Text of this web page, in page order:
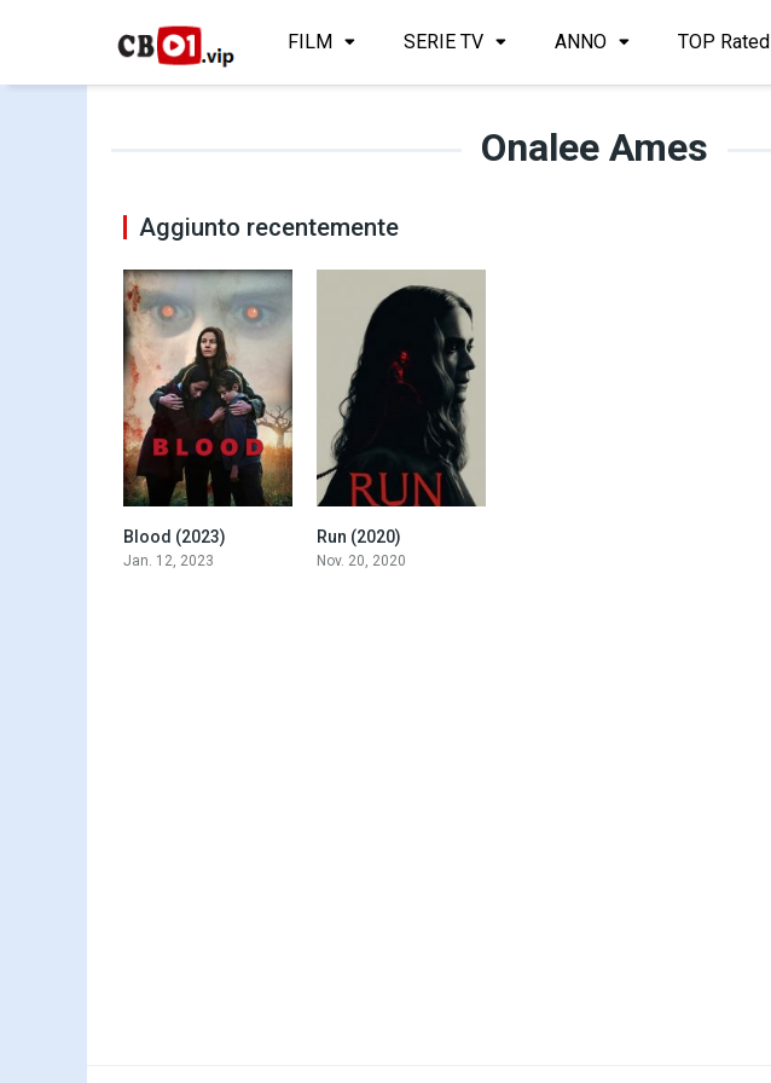
FILM SERIE TV ANNO TOP Rated
Onalee Ames
Aggiunto recentemente
Blood (2023)
Jan. 12, 2023
Run (2020)
Nov. 20, 2020